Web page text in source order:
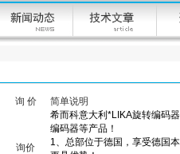
询 价 简单说明
询价